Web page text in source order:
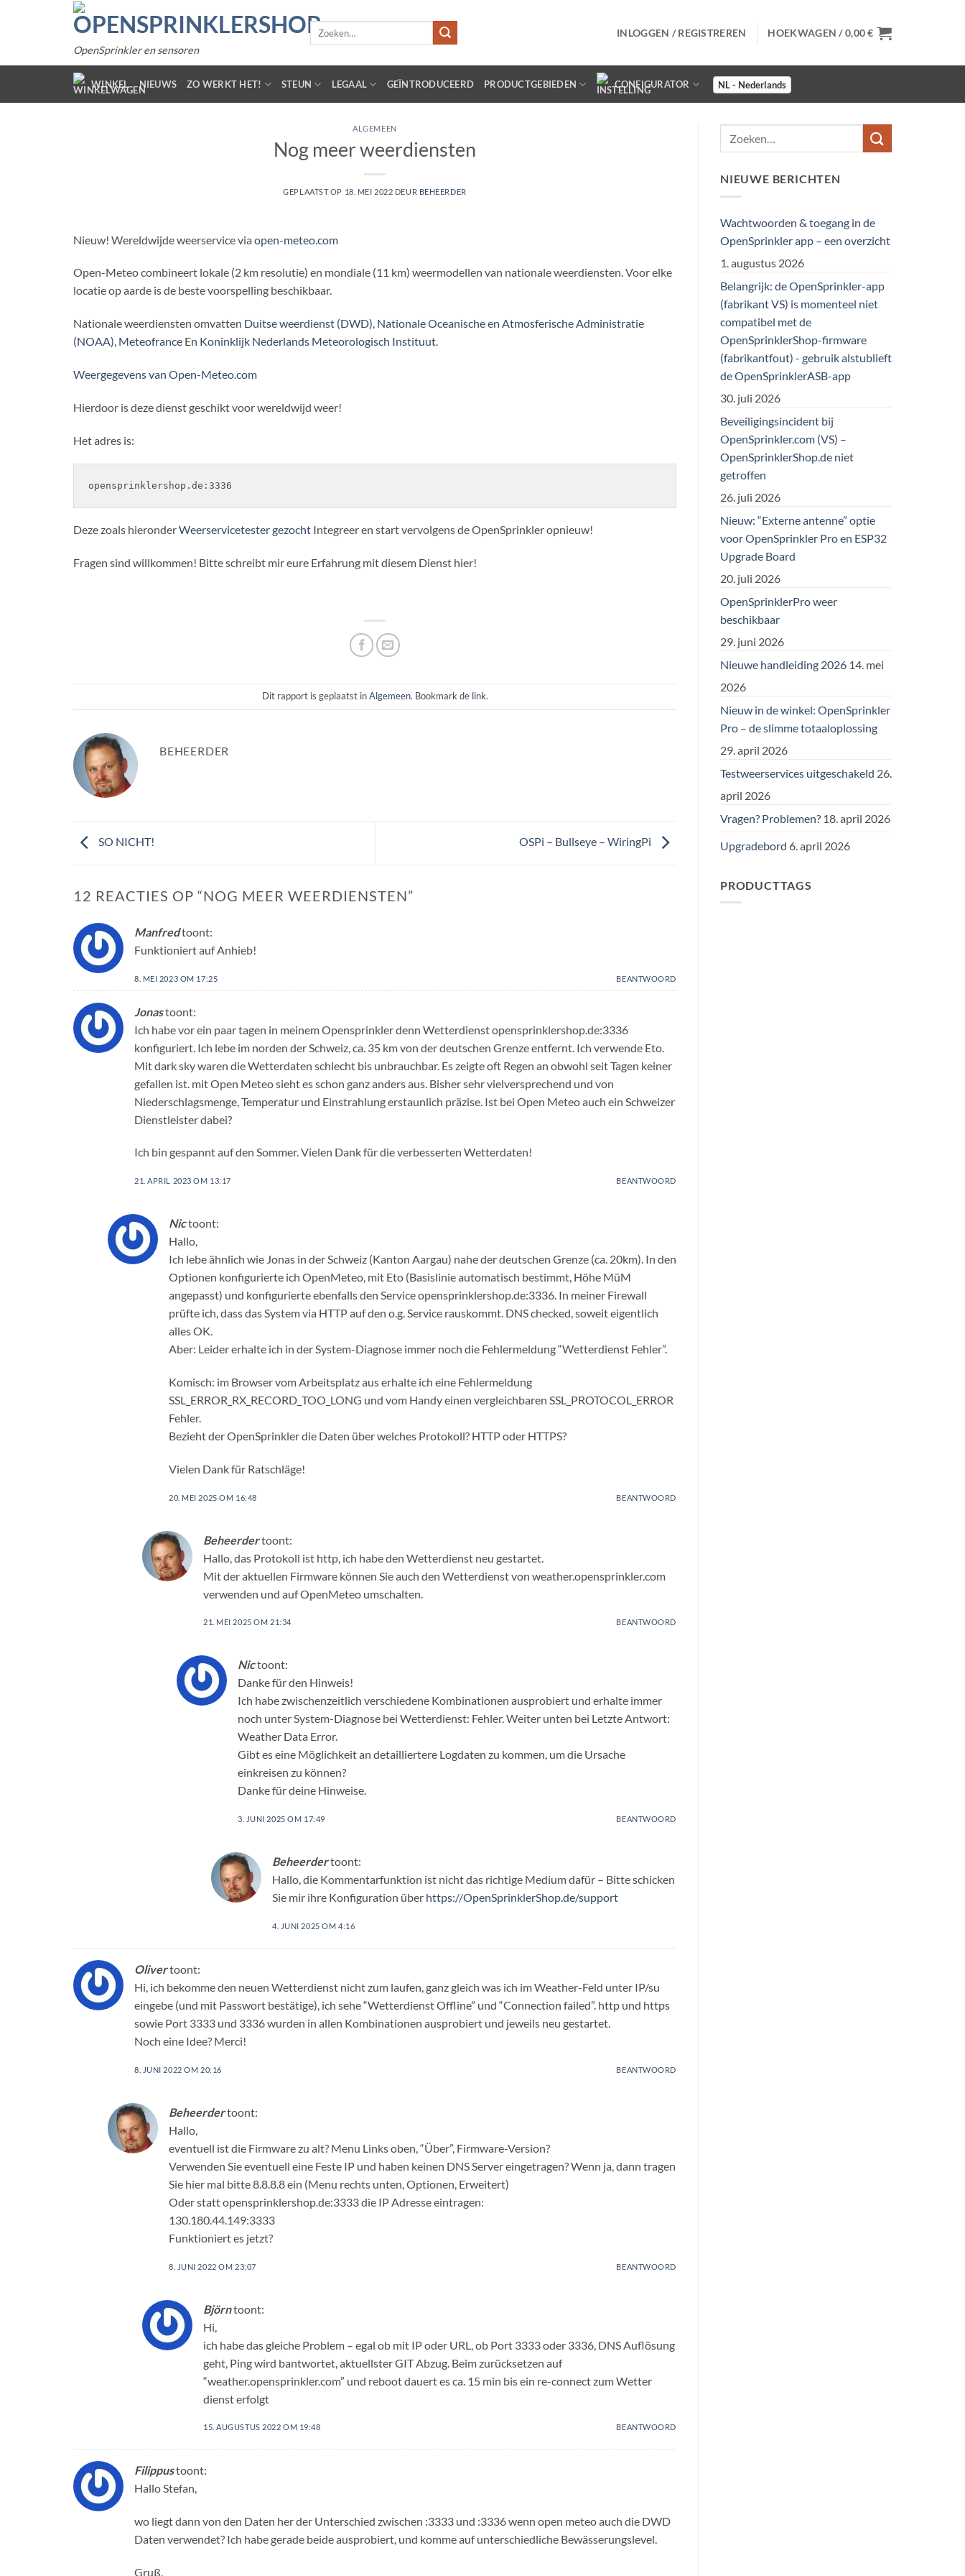
OpenSprinkler en sensoren
INLOGGEN / REGISTREREN HOEKWAGEN /0,00€
WINKEL NIEUWS ZO WERKT HET! STEUN LEGAAL GEÏNTRODUCEERD PRODUCTGEBIEDEN CONFIGURATOR
ALGEMEEN
Nog meer weerdiensten
GEPLAATST OP 18. MEI 2022 DEUR BEHEERDER
Nieuw! Wereldwijde weerservice via open-meteo.com
Open-Meteo combineert lokale (2 km resolutie) en mondiale (11 km) weermodellen van nationale weerdiensten. Voor elke
locatie op aarde is de beste voorspelling beschikbaar.
Nationale weerdiensten omvatten Duitse weerdienst (DWD), Nationale Oceanische en Atmosferische Administratie
(NOAA), Meteofrance En Koninklijk Nederlands Meteorologisch Instituut.
Weergegevens van Open-Meteo.com
Hierdoor is deze dienst geschikt voor wereldwijd weer!
Het adres is:
opensprinklershop.de:3336
Deze zoals hieronderWeerservicetester gezocht Integreer en start vervolgens de OpenSprinkler opnieuw!
Fragen sind willkommen! Bitte schreibt mir eure Erfahrung mit diesem Dienst hier!
Dit rapport is geplaatst inAlgemeen. Bookmark de link.
BEHEERDER
SO NICHT! OSPi – Bullseye – WiringPi
12 REACTIES OP “NOG MEER WEERDIENSTEN”
Manfredtoont:
Funktioniert auf Anhieb!
8. MEI 2023 OM 17:25 BEANTWOORD
Jonastoont:
Ich habe vor ein paar tagen in meinem Opensprinkler denn Wetterdienst opensprinklershop.de:3336
konfiguriert. Ich lebe im norden der Schweiz, ca. 35 km von der deutschen Grenze entfernt. Ich verwende Eto.
Mit dark sky waren die Wetterdaten schlecht bis unbrauchbar. Es zeigte oft Regen an obwohl seit Tagen keiner
gefallen ist. mit Open Meteo sieht es schon ganz anders aus. Bisher sehr vielversprechend und von
Niederschlagsmenge, Temperatur und Einstrahlung erstaunlich präzise. Ist bei Open Meteo auch ein Schweizer
Dienstleister dabei?
Ich bin gespannt auf den Sommer. Vielen Dank für die verbesserten Wetterdaten!
21. APRIL 2023 OM 13:17 BEANTWOORD
Nictoont:
Hallo,
Ich lebe ähnlich wie Jonas in der Schweiz (Kanton Aargau) nahe der deutschen Grenze (ca. 20km). In den
Optionen konfigurierte ich OpenMeteo, mit Eto (Basislinie automatisch bestimmt, Höhe MüM
angepasst) und konfigurierte ebenfalls den Service opensprinklershop.de:3336. In meiner Firewall
prüfte ich, dass das System via HTTP auf den o.g. Service rauskommt. DNS checked, soweit eigentlich
alles OK.
Aber: Leider erhalte ich in der System-Diagnose immer noch die Fehlermeldung “Wetterdienst Fehler”.
Komisch: im Browser vom Arbeitsplatz aus erhalte ich eine Fehlermeldung
SSL_ERROR_RX_RECORD_TOO_LONG und vom Handy einen vergleichbaren SSL_PROTOCOL_ERROR
Fehler.
Bezieht der OpenSprinkler die Daten über welches Protokoll? HTTP oder HTTPS?
Vielen Dank für Ratschläge!
20. MEI 2025 OM 16:48 BEANTWOORD
Beheerdertoont:
Hallo, das Protokoll ist http, ich habe den Wetterdienst neu gestartet.
Mit der aktuellen Firmware können Sie auch den Wetterdienst von weather.opensprinkler.com
verwenden und auf OpenMeteo umschalten.
21. MEI 2025 OM 21:34 BEANTWOORD
Nictoont:
Danke für den Hinweis!
Ich habe zwischenzeitlich verschiedene Kombinationen ausprobiert und erhalte immer
noch unter System-Diagnose bei Wetterdienst: Fehler. Weiter unten bei Letzte Antwort:
Weather Data Error.
Gibt es eine Möglichkeit an detailliertere Logdaten zu kommen, um die Ursache
einkreisen zu können?
Danke für deine Hinweise.
3. JUNI 2025 OM 17:49 BEANTWOORD
Beheerdertoont:
Hallo, die Kommentarfunktion ist nicht das richtige Medium dafür – Bitte schicken
Sie mir ihre Konfiguration über https://OpenSprinklerShop.de/support
4. JUNI 2025 OM 4:16
Olivertoont:
Hi, ich bekomme den neuen Wetterdienst nicht zum laufen, ganz gleich was ich im Weather-Feld unter IP/su
eingebe (und mit Passwort bestätige), ich sehe “Wetterdienst Offline” und “Connection failed”. http und https
sowie Port 3333 und 3336 wurden in allen Kombinationen ausprobiert und jeweils neu gestartet.
Noch eine Idee? Merci!
8. JUNI 2022 OM 20:16 BEANTWOORD
Beheerdertoont:
Hallo,
eventuell ist die Firmware zu alt? Menu Links oben, “Über”, Firmware-Version?
Verwenden Sie eventuell eine Feste IP und haben keinen DNS Server eingetragen? Wenn ja, dann tragen
Sie hier mal bitte 8.8.8.8 ein (Menu rechts unten, Optionen, Erweitert)
Oder statt opensprinklershop.de:3333 die IP Adresse eintragen:
130.180.44.149:3333
Funktioniert es jetzt?
8. JUNI 2022 OM 23:07 BEANTWOORD
Björntoont:
Hi,
ich habe das gleiche Problem – egal ob mit IP oder URL, ob Port 3333 oder 3336, DNS Auflösung
geht, Ping wird bantwortet, aktuellster GIT Abzug. Beim zurücksetzen auf
“weather.opensprinkler.com” und reboot dauert es ca. 15 min bis ein re-connect zum Wetter
dienst erfolgt
15. AUGUSTUS 2022 OM 19:48 BEANTWOORD
Filippustoont:
Hallo Stefan,
wo liegt dann von den Daten her der Unterschied zwischen :3333 und :3336 wenn open meteo auch die DWD
Daten verwendet? Ich habe gerade beide ausprobiert, und komme auf unterschiedliche Bewässerungslevel.
Gruß,
NIEUWE BERICHTEN
Wachtwoorden & toegang in de
OpenSprinkler app – een overzicht
1. augustus 2026
Belangrijk: de OpenSprinkler-app
(fabrikant VS) is momenteel niet
compatibel met de
OpenSprinklerShop-firmware
(fabrikantfout) - gebruik alstublieft
de OpenSprinklerASB-app
30. juli 2026
Beveiligingsincident bij
OpenSprinkler.com (VS) –
OpenSprinklerShop.de niet
getroffen
26. juli 2026
Nieuw: “Externe antenne” optie
voor OpenSprinkler Pro en ESP32
Upgrade Board
20. juli 2026
OpenSprinklerPro weer
beschikbaar
29. juni 2026
Nieuwe handleiding 2026 14. mei
2026
Nieuw in de winkel: OpenSprinkler
Pro – de slimme totaaloplossing
29. april 2026
Testweerservices uitgeschakeld 26.
april 2026
Vragen? Problemen? 18. april 2026
Upgradebord 6. april 2026
PRODUCTTAGS